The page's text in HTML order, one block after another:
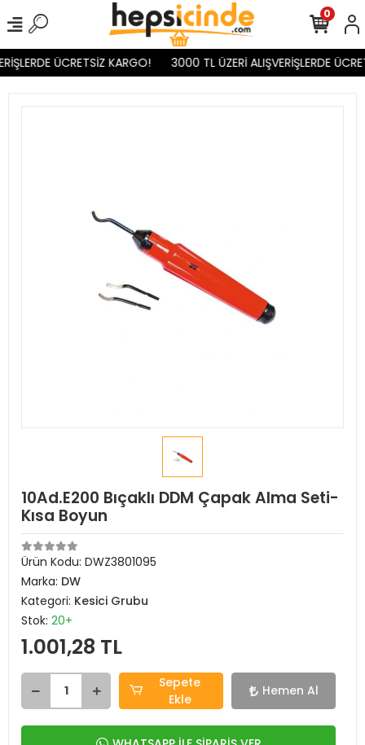
ÜCRETSİZ KARGO! 3000 TL ÜZERİ ALIŞVERİŞLERDE
0
10Ad.E200 Bıçaklı DDM Çapak Alma Seti-
Kısa Boyun
Ürün Kodu: DWZ3801095
Marka: DW
Kategori: Kesici Grubu
Stok: 20+
1.001,28 TL
Sepete
Ekle
Hemen Al